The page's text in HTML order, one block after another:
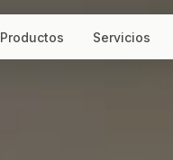
Productos Servicios